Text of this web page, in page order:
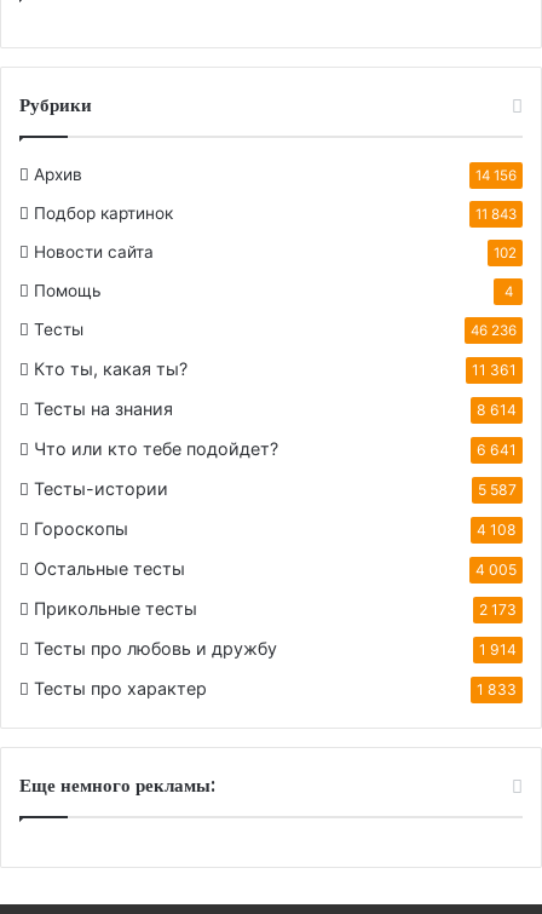
Рубрики
Архив 14 156
Подбор картинок 11 843
Новости сайта 102
Помощь 4
Тесты 46 236
Кто ты, какая ты? 11 361
Тесты на знания 8 614
Что или кто тебе подойдет? 6 641
Тесты-истории 5 587
Гороскопы 4 108
Остальные тесты 4 005
Прикольные тесты 2 173
Тесты про любовь и дружбу 1 914
Тесты про характер 1 833
Еще немного рекламы: